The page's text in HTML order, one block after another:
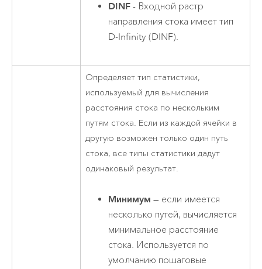
DINF - Входной растр
направления стока имеет тип
D-Infinity (DINF).
Определяет тип статистики,
используемый для вычисления
расстояния стока по нескольким
путям стока. Если из каждой ячейки в
другую возможен только один путь
стока, все типы статистики дадут
одинаковый результат.
Минимум — если имеется
несколько путей, вычисляется
минимальное расстояние
стока. Используется по
умолчанию пошаговые